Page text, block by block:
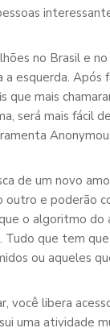
no Brasil e
a esquerda.
que mais
será mais fácil
de um novo
outro e poderão
o algoritmo
que tem que
ou aqueles
você libera
uma atividade